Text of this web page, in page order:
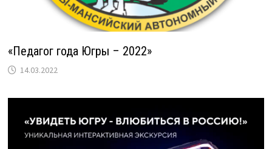
«Педагог года Югры – 2022»
14.03.2022